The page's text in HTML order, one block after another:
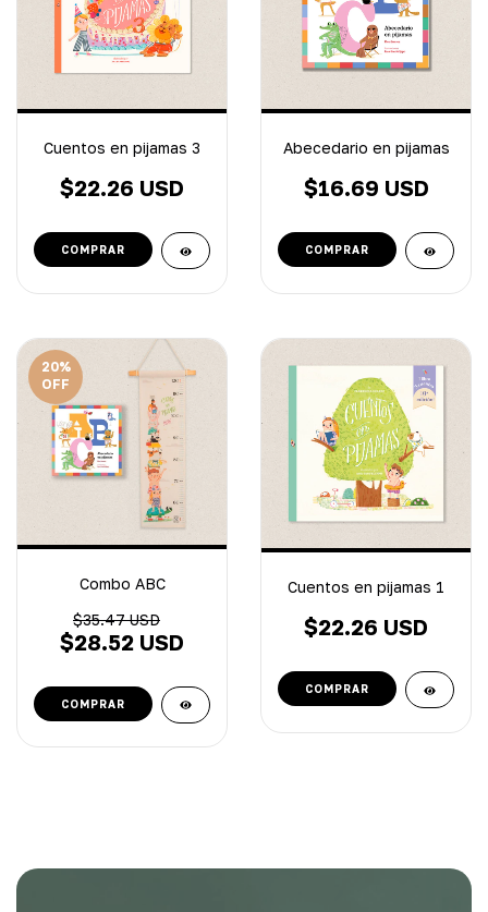
Cuentos en pijamas 3
$22.26 USD
Abecedario en pijamas
$16.69 USD
20%
OFF
Combo ABC
$35.47 USD
$28.52 USD
Cuentos en pijamas 1
$22.26 USD